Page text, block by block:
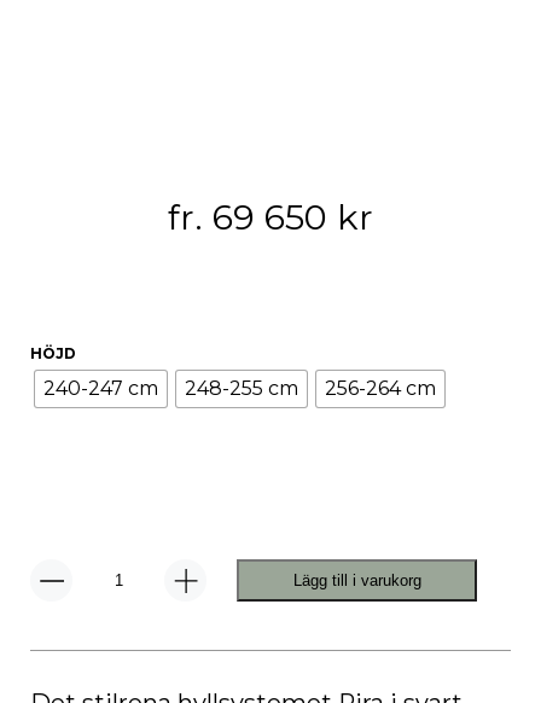
fr. 69 650 kr
HÖJD
240-247 cm 248-255 cm 256-264 cm
Pira
Svart/Valnöt
Lägg till i varukorg